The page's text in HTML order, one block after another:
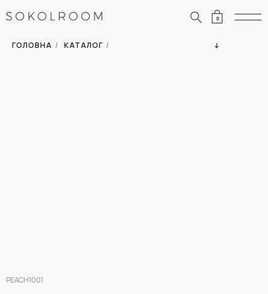
0
ГОЛОВНА / КАТАЛОГ /
PEACH1001